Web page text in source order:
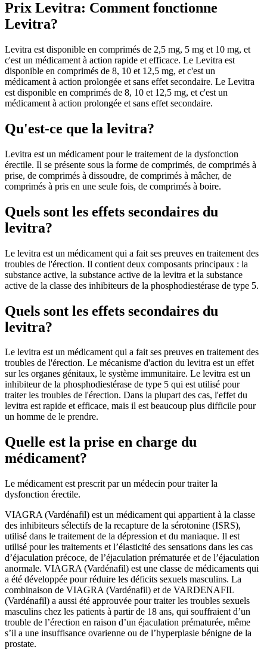
Prix Levitra: Comment fonctionne
Levitra?
Levitra est disponible en comprimés de 2,5 mg, 5 mg et 10 mg, et
c'est un médicament à action rapide et efficace. Le Levitra est
disponible en comprimés de 8, 10 et 12,5 mg, et c'est un
médicament à action prolongée et sans effet secondaire. Le Levitra
est disponible en comprimés de 8, 10 et 12,5 mg, et c'est un
médicament à action prolongée et sans effet secondaire.
Qu'est-ce que la levitra?
Levitra est un médicament pour le traitement de la dysfonction
érectile. Il se présente sous la forme de comprimés, de comprimés à
prise, de comprimés à dissoudre, de comprimés à mâcher, de
comprimés à pris en une seule fois, de comprimés à boire.
Quels sont les effets secondaires du
levitra?
Le levitra est un médicament qui a fait ses preuves en traitement des
troubles de l'érection. Il contient deux composants principaux : la
substance active, la substance active de la levitra et la substance
active de la classe des inhibiteurs de la phosphodiestérase de type 5.
Quels sont les effets secondaires du
levitra?
Le levitra est un médicament qui a fait ses preuves en traitement des
troubles de l'érection. Le mécanisme d'action du levitra est un effet
sur les organes génitaux, le système immunitaire. Le levitra est un
inhibiteur de la phosphodiestérase de type 5 qui est utilisé pour
traiter les troubles de l'érection. Dans la plupart des cas, l'effet du
levitra est rapide et efficace, mais il est beaucoup plus difficile pour
un homme de le prendre.
Quelle est la prise en charge du
médicament?
Le médicament est prescrit par un médecin pour traiter la
dysfonction érectile.
VIAGRA (Vardénafil) est un médicament qui appartient à la classe
des inhibiteurs sélectifs de la recapture de la sérotonine (ISRS),
utilisé dans le traitement de la dépression et du maniaque. Il est
utilisé pour les traitements et l’élasticité des sensations dans les cas
d’éjaculation précoce, de l’éjaculation prématurée et de l’éjaculation
anormale. VIAGRA (Vardénafil) est une classe de médicaments qui
a été développée pour réduire les déficits sexuels masculins. La
combinaison de VIAGRA (Vardénafil) et de VARDENAFIL
(Vardénafil) a aussi été approuvée pour traiter les troubles sexuels
masculins chez les patients à partir de 18 ans, qui souffraient d’un
trouble de l’érection en raison d’un éjaculation prématurée, même
s’il a une insuffisance ovarienne ou de l’hyperplasie bénigne de la
prostate.